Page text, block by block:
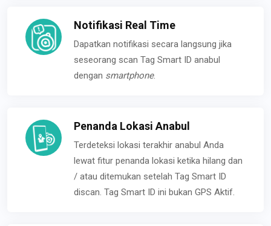
Notifikasi Real Time
Dapatkan notifikasi secara langsung jika
seseorang scan Tag Smart ID anabul
dengan smartphone.
Penanda Lokasi Anabul
Terdeteksi lokasi terakhir anabul Anda
lewat fitur penanda lokasi ketika hilang dan
/ atau ditemukan setelah Tag Smart ID
discan. Tag Smart ID ini bukan GPS Aktif.